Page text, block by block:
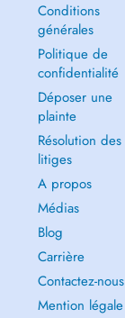
Conditions
générales
Politique de
confidentialité
Déposer une
plainte
Résolution des
litiges
A propos
Médias
Blog
Carrière
Contactez-nous
Mention légale